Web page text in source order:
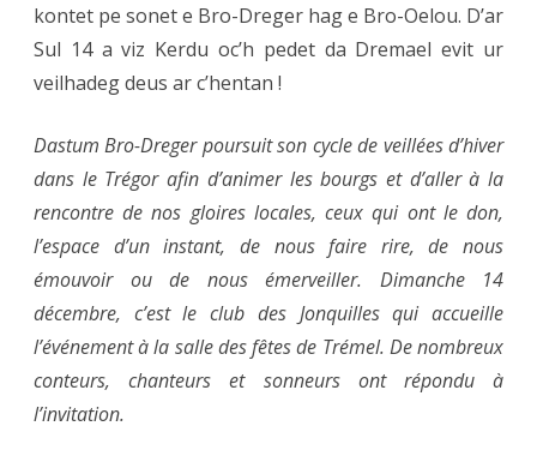
kontet pe sonet e Bro-Dreger hag e Bro-Oelou. D’ar
Sul 14 a viz Kerdu oc’h pedet da Dremael evit ur
veilhadeg deus ar c’hentan !
Dastum Bro-Dreger poursuit son cycle de veillées d’hiver
dans le Trégor afin d’animer les bourgs et d’aller à la
rencontre de nos gloires locales, ceux qui ont le don,
l’espace d’un instant, de nous faire rire, de nous
émouvoir ou de nous émerveiller. Dimanche 14
décembre, c’est le club des Jonquilles qui accueille
l’événement à la salle des fêtes de Trémel. De nombreux
conteurs, chanteurs et sonneurs ont répondu à
l’invitation.